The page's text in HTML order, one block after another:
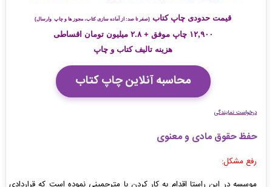
قیمت حدودی چاپ کتاب (صفر تا صد: از آماده سازی کتاب، مجوز ها و چاپ وارسال)
۱۲,۹۰۰ چاپ موفق + ۲.۸ میلیون تومان اقساطی
هزینه تالیف کتاب و چاپ
محاسبه آنلاین چاپ کتاب
درخواست نمایندگی
حفظ حقوق مادی و معنوی
رفع مشکل: